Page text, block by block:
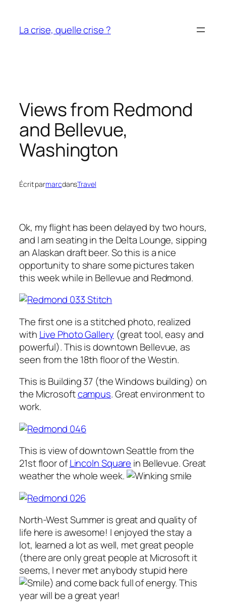
contenu
La crise, quelle crise ?
Views from Redmond
and Bellevue,
Washington
Écrit parmarcdansTravel
Ok, my flight has been delayed by two hours,
and I am seating in the Delta Lounge, sipping
an Alaskan draft beer. So this is a nice
opportunity to share some pictures taken
this week while in Bellevue and Redmond.
The first one is a stitched photo, realized
with Live Photo Gallery (great tool, easy and
powerful). This is downtown Bellevue, as
seen from the 18th floor of the Westin.
This is Building 37 (the Windows building) on
the Microsoftcampus. Great environment to
work.
This is view of downtown Seattle from the
21st floor ofLincoln Square in Bellevue. Great
weather the whole week.
North-West Summer is great and quality of
life here is awesome! I enjoyed the stay a
lot, learned a lot as well, met great people
(there are only great people at Microsoft it
seems, I never met anybody stupid here
) and come back full of energy. This
year will be a great year!